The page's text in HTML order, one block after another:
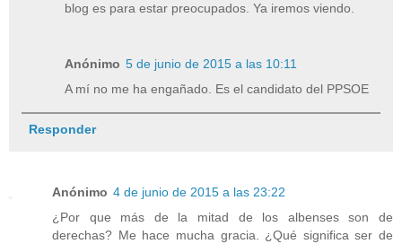
blog es para estar preocupados. Ya iremos viendo.
Anónimo 5 de junio de 2015 a las 10:11
A mí no me ha engañado. Es el candidato del PPSOE
Responder
Anónimo 4 de junio de 2015 a las 23:22
¿Por que más de la mitad de los albenses son de
derechas? Me hace mucha gracia. ¿Qué significa ser de